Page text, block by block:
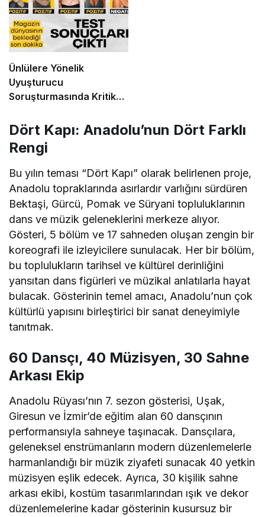
Ünlülere Yönelik
Uyuşturucu
Soruşturmasında Kritik
Açıklandı
Dört Kapı: Anadolu’nun Dört Farklı
Rengi
Bu yılın teması “Dört Kapı” olarak belirlenen proje,
Anadolu topraklarında asırlardır varlığını sürdüren
Bektaşi, Gürcü, Pomak ve Süryani topluluklarının
dans ve müzik geleneklerini merkeze alıyor.
Gösteri, 5 bölüm ve 17 sahneden oluşan zengin bir
koreografi ile izleyicilere sunulacak. Her bir bölüm,
bu toplulukların tarihsel ve kültürel derinliğini
yansıtan dans figürleri ve müzikal anlatılarla hayat
bulacak. Gösterinin temel amacı, Anadolu’nun çok
kültürlü yapısını birleştirici bir sanat deneyimiyle
tanıtmak.
60 Dansçı, 40 Müzisyen, 30 Sahne
Arkası Ekip
Anadolu Rüyası’nın 7. sezon gösterisi, Uşak,
Giresun ve İzmir’de eğitim alan 60 dansçının
performansıyla sahneye taşınacak. Dansçılara,
geleneksel enstrümanların modern düzenlemelerle
harmanlandığı bir müzik ziyafeti sunacak 40 yetkin
müzisyen eşlik edecek. Ayrıca, 30 kişilik sahne
arkası ekibi, kostüm tasarımlarından ışık ve dekor
düzenlemelerine kadar gösterinin kusursuz bir